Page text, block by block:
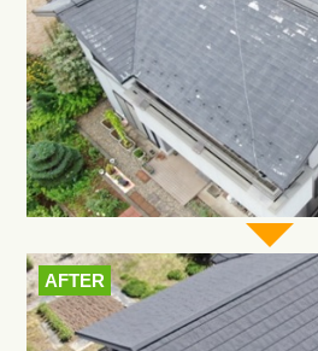
AFTER